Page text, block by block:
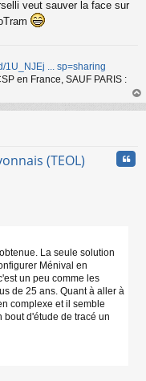
veut sauver la face sur
1U_NJEj ... sp=sharing
en France, SAUF PARIS :
au
(TEOL)
La seule solution
Ménival en
un peu comme les
de 25 ans. Quant à aller à
complexe et il semble
bout d'étude de tracé un